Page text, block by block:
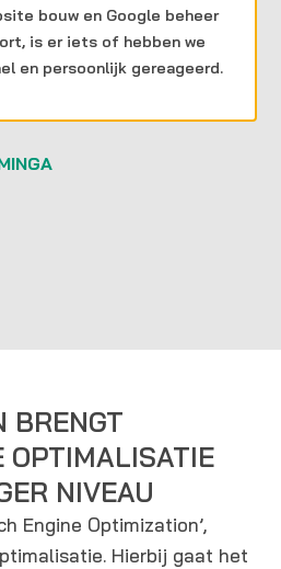
bouw en Google beheer
is er iets of hebben we
en persoonlijk gereageerd.
BRENGT
OPTIMALISATIE
NIVEAU
Engine Optimization’,
Hierbij gaat het